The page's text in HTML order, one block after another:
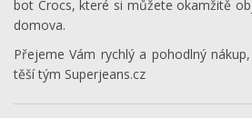
bot Crocs, které si můžete okamžitě
domova.
Přejeme Vám rychlý a pohodlný
těší tým Superjeans.cz